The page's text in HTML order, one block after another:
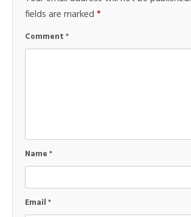
fields are marked*
Comment*
Name*
Email*